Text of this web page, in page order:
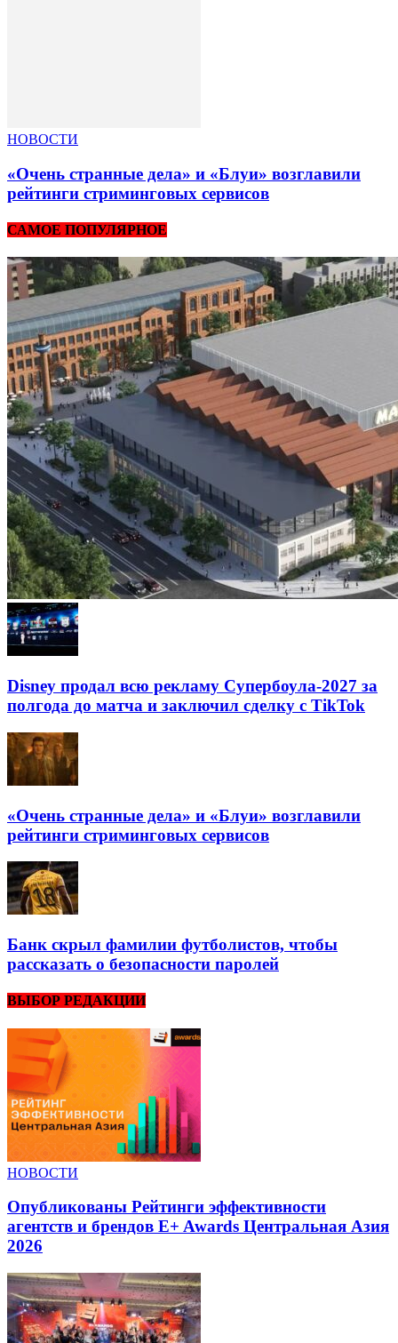
НОВОСТИ
«Очень странные дела» и «Блуи» возглавили
рейтинги стриминговых сервисов
САМОЕ ПОПУЛЯРНОЕ
Disney продал всю рекламу Супербоула-2027 за
полгода до матча и заключил сделку с TikTok
«Очень странные дела» и «Блуи» возглавили
рейтинги стриминговых сервисов
Банк скрыл фамилии футболистов, чтобы
рассказать о безопасности паролей
ВЫБОР РЕДАКЦИИ
НОВОСТИ
Опубликованы Рейтинги эффективности
агентств и брендов E+ Awards Центральная Азия
2026